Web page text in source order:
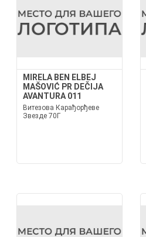
MIRELA BEN ELBEJ
MAŠOVIĆ PR DEČIJA
AVANTURA 011
Витезова Карађорђеве
Звезде 70Г